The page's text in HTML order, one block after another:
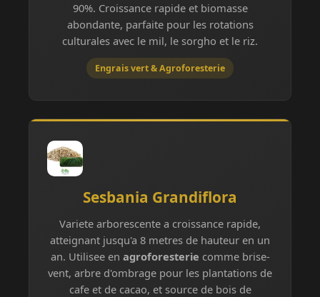
90%. Croissance rapide et biomasse
abondante, parfaite pour les rotations
culturales avec le mil, le sorgho et le riz.
Engrais vert & Agroforesterie
Sesbania Grandiflora
Variete arborescente a croissance rapide,
atteignant jusqu'a 8 metres de hauteur en un
an. Utilisee en agroforesterie comme brise-
vent, arbre d'ombrage pour les plantations de
cafe et de cacao, et source de bois de